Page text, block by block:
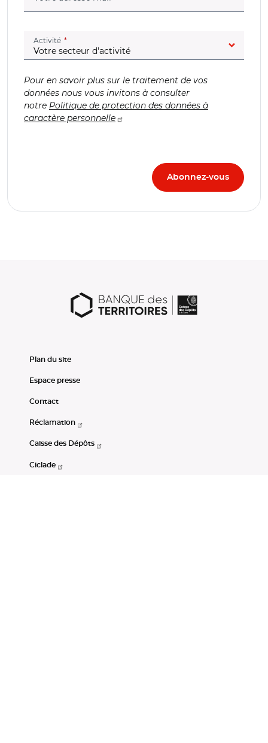
Activité (champ obligatoire)
Pour en savoir plus sur le traitement de vos
données nous vous invitons à consulter
notre Politique de protection des données à
caractère personnelle
Plan du site
Espace presse
Contact
Réclamation
Caisse des Dépôts
Ciclade